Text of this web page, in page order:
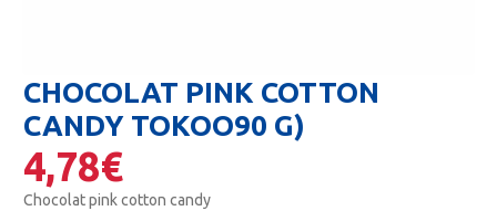
CHOCOLAT PINK COTTON
CANDY TOKOO90 G)
4,78€
Chocolat pink cotton candy